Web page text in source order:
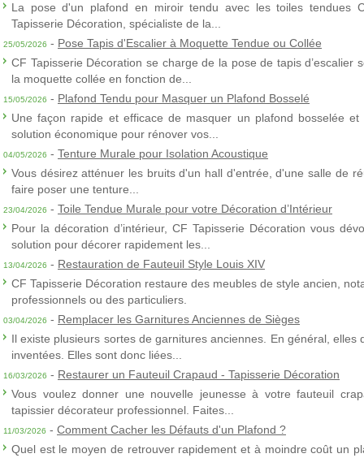
La pose d'un plafond en miroir tendu avec les toiles tendues
Tapisserie Décoration, spécialiste de la...
25/05/2026 - Pose Tapis d'Escalier à Moquette Tendue ou Collée
CF Tapisserie Décoration se charge de la pose de tapis
la moquette collée en fonction de...
15/05/2026 - Plafond Tendu pour Masquer un Plafond Bosselé
Une façon rapide et efficace de masquer un plafond bosselée
solution économique pour rénover vos...
04/05/2026 - Tenture Murale pour Isolation Acoustique
Vous désirez atténuer les bruits d'un hall d'entrée, d'une salle de
faire poser une tenture...
23/04/2026 - Toile Tendue Murale pour votre Décoration d’Intérieur
Pour la décoration d’intérieur, CF Tapisserie Décoration vous
solution pour décorer rapidement les...
13/04/2026 - Restauration de Fauteuil Style Louis XIV
CF Tapisserie Décoration restaure des meubles de style ancien,
professionnels ou des particuliers.
03/04/2026 - Remplacer les Garnitures Anciennes de Sièges
Il existe plusieurs sortes de garnitures anciennes. En général, elles
inventées. Elles sont donc liées...
16/03/2026 - Restaurer un Fauteuil Crapaud - Tapisserie Décoration
Vous voulez donner une nouvelle jeunesse à votre fauteuil
tapissier décorateur professionnel. Faites...
11/03/2026 - Comment Cacher les Défauts d'un Plafond ?
Quel est le moyen de retrouver rapidement et à moindre coût un